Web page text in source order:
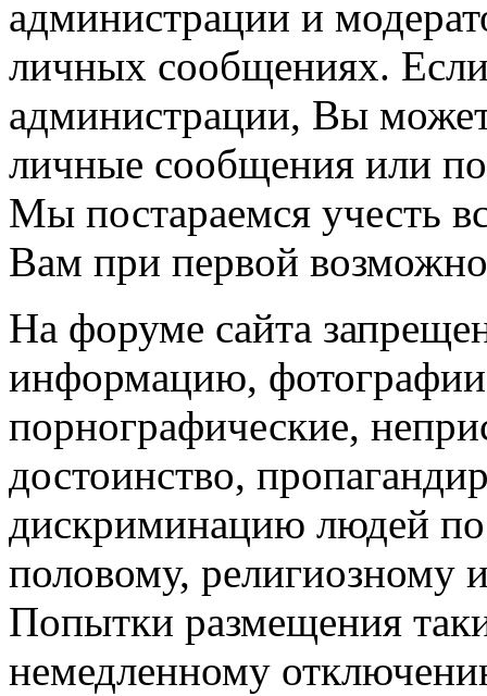
администрации и
личных сообщениях.
администрации, Вы
личные сообщения или
Мы постараемся учесть
Вам при первой
На форуме сайта
информацию,
порнографические,
достоинство,
дискриминацию людей по
половому, религиозному
Попытки размещения
немедленному